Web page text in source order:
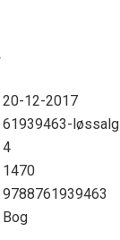
20-12-2017
61939463-løssalg
4
1470
9788761939463
Bog